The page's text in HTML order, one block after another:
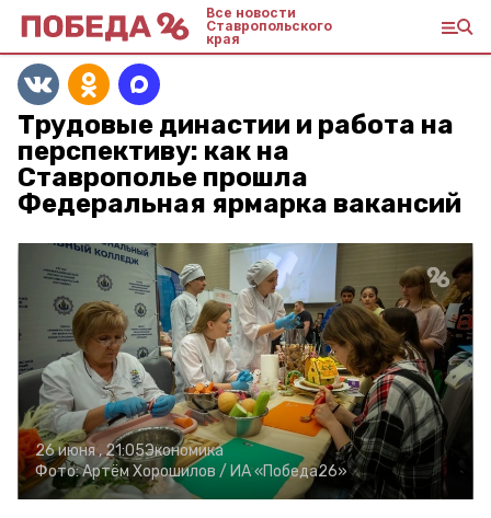
Все новости
Ставропольского
края
Трудовые династии и работа на
перспективу: как на
Ставрополье прошла
Федеральная ярмарка вакансий
26 июня , 21:05Экономика
Фото:Артём Хорошилов / ИА «Победа26»